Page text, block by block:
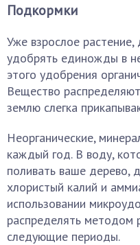
Подкормки
Уже взрослое
удобрять единожды в
этого удобрения
Вещество
землю слегка
Неорганические,
каждый год. В воду,
поливать ваше дерево,
хлористый калий и
использовании
распределять методом
следующие периоды.